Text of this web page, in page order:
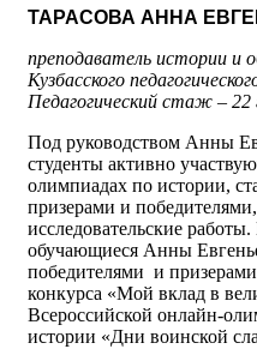
ТАРАСОВА АННА
преподаватель истории и
Кузбасского
Педагогический стаж – 22
Под руководством Анны
студенты активно
олимпиадах по истории,
призерами и
исследовательские работы.
обучающиеся Анны
победителями и
конкурса «Мой вклад в
Всероссийской онлайн-
истории «Дни воинской